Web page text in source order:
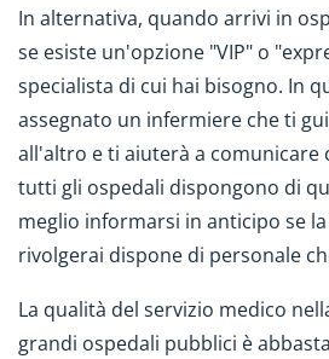
In alternativa, quando arrivi in
se esiste un'opzione "VIP" o
specialista di cui hai bisogno. In
assegnato un infermiere che ti
all'altro e ti aiuterà a comunicare
tutti gli ospedali dispongono di
meglio informarsi in anticipo se
rivolgerai dispone di personale
La qualità del servizio medico
grandi ospedali pubblici è